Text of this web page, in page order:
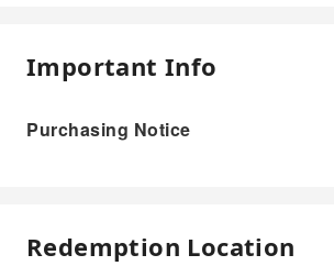
Important Info
Purchasing Notice
Redemption Location